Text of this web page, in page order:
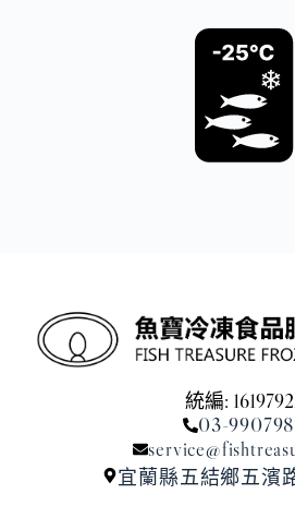
統編:
03-
宜蘭縣五結鄉五濱